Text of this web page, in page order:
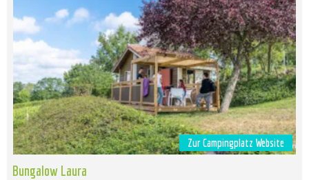
Zur Campingplatz Website
Bungalow Laura